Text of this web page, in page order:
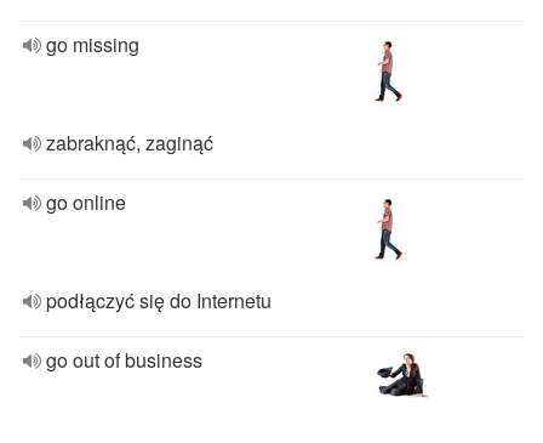
go missing
zabraknąć, zaginąć
go online
podłączyć się do Internetu
go out of business